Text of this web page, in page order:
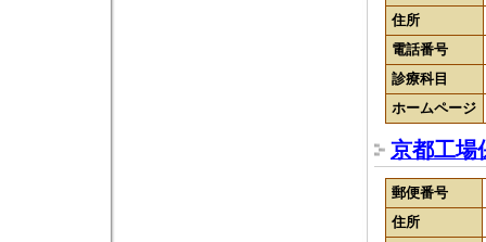
住所
電話番号
診療科目
ホームページ
京都工場
郵便番号
住所